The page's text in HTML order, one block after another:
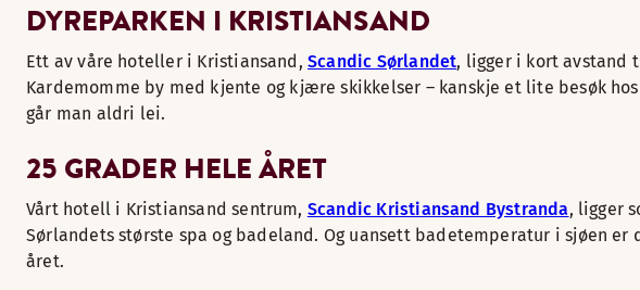
DYREPARKEN I KRISTIANSAND
Ett av våre hoteller i Kristiansand,Scandic Sørlandet, ligger i kort avstand
Kardemomme by med kjente og kjære skikkelser – kanskje et lite besøk
går man aldri lei.
25 GRADER HELE ÅRET
Vårt hotell i Kristiansand sentrum, Scandic Kristiansand Bystranda, ligger
Sørlandets største spa og badeland. Og uansett badetemperatur i sjøen
året.